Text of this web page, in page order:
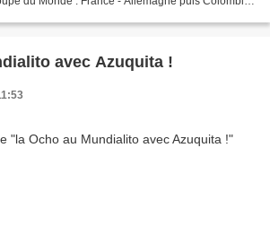
avec Azuquita !